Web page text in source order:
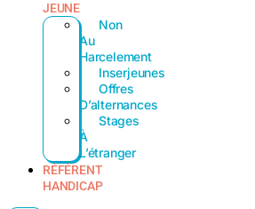
JEUNE
Non
Au
Harcelement
Inserjeunes
Offres
D’alternances
Stages
À
L’étranger
RÉFÉRENT
HANDICAP